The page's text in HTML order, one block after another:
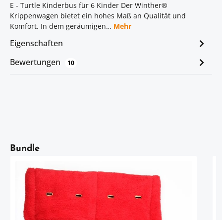
E - Turtle Kinderbus für 6 Kinder Der Winther®
Krippenwagen bietet ein hohes Maß an Qualität und
Komfort. In dem geräumigen… Mehr
Eigenschaften
Bewertungen
10
Artikelgalerie überspringen
Bundle